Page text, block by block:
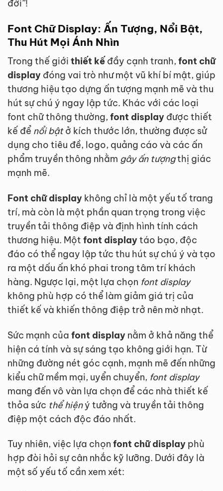
đời”!
Font Chữ Display: Ấn Tượng, Nổi Bật,
Thu Hút Mọi Ánh Nhìn
Trong thế giới thiết kế đầy cạnh tranh, font chữ
display đóng vai trò như một vũ khí bí mật, giúp
thương hiệu tạo dựng ấn tượng mạnh mẽ và thu
hút sự chú ý ngay lập tức. Khác với các loại
font chữ thông thường, font display được thiết
kế để nổi bậtở kích thước lớn, thường được sử
dụng cho tiêu đề, logo, quảng cáo và các ấn
phẩm truyền thông nhằm gây ấn tượngthị giác
mạnh mẽ.
Font chữ display không chỉ là một yếu tố trang
trí, mà còn là một phần quan trọng trong việc
truyền tải thông điệp và định hình tính cách
thương hiệu. Một font displaytáo bạo, độc
đáo có thể ngay lập tức thu hút sự chú ý và tạo
ra một dấu ấn khó phai trong tâm trí khách
hàng. Ngược lại, một lựa chọn font display
không phù hợp có thể làm giảm giá trị của
thiết kế và khiến thông điệp trở nên mờ nhạt.
Sức mạnh của font display nằm ở khả năng thể
hiện cá tính và sự sáng tạo không giới hạn. Từ
những đường nét góc cạnh, mạnh mẽ đến những
kiểu chữ mềm mại, uyển chuyển, font display
mang đến vô vàn lựa chọn để các nhà thiết kế
thỏa sức thể hiệný tưởng và truyền tải thông
điệp một cách độc đáo nhất.
Tuy nhiên, việc lựa chọn font chữ display phù
hợp đòi hỏi sự cân nhắc kỹ lưỡng. Dưới đây là
một số yếu tố cần xem xét: